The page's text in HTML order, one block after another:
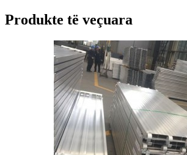
Produkte të veçuara